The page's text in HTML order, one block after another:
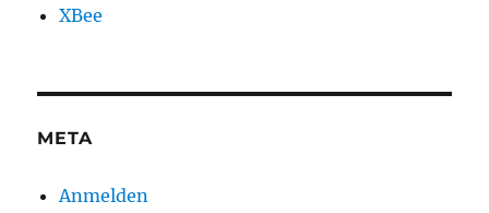
XBee
META
Anmelden